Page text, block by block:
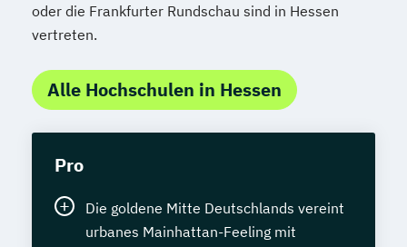
oder die Frankfurter Rundschau sind in Hessen
vertreten.
Alle Hochschulen in Hessen
Pro
Die goldene Mitte Deutschlands vereint
urbanes Mainhattan-Feeling mit